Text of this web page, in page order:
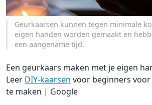
Geurkaarsen kunnen tegen minimale
eigen handen worden gemaakt en
een aangename tijd.
Een geurkaars maken met je eigen
Leer DIY-kaarsen voor beginners
te maken | Google